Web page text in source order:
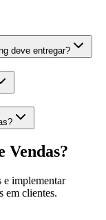
deve entregar?
e implementar
em clientes.